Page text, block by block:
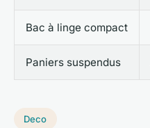
Bac à linge compact
Paniers suspendus
Deco